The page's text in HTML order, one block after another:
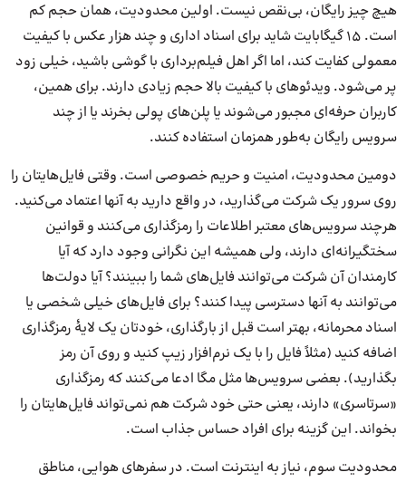
هیچ چیز رایگان، بی‌نقص نیست. اولین محدودیت، همان حجم کم
است. ۱۵ گیگابایت شاید برای اسناد اداری و چند هزار عکس با کیفیت
معمولی کفایت کند، اما اگر اهل فیلم‌برداری با گوشی باشید، خیلی زود
پر می‌شود. ویدئوهای با کیفیت بالا حجم زیادی دارند. برای همین،
کاربران حرفه‌ای مجبور می‌شوند یا پلن‌های پولی بخرند یا از چند
سرویس رایگان به‌طور همزمان استفاده کنند.
دومین محدودیت، امنیت و حریم خصوصی است. وقتی فایل‌هایتان را
روی سرور یک شرکت می‌گذارید، در واقع دارید به آنها اعتماد می‌کنید.
هرچند سرویس‌های معتبر اطلاعات را رمزگذاری می‌کنند و قوانین
سختگیرانه‌ای دارند، ولی همیشه این نگرانی وجود دارد که آیا
کارمندان آن شرکت می‌توانند فایل‌های شما را ببینند؟ آیا دولت‌ها
می‌توانند به آنها دسترسی پیدا کنند؟ برای فایل‌های خیلی شخصی یا
اسناد محرمانه، بهتر است قبل از بارگذاری، خودتان یک لایهٔ رمزگذاری
اضافه کنید (مثلاً فایل را با یک نرم‌افزار زیپ کنید و روی آن رمز
بگذارید). بعضی سرویس‌ها مثل مگا ادعا می‌کنند که رمزگذاری
«سرتاسری» دارند، یعنی حتی خود شرکت هم نمی‌تواند فایل‌هایتان را
بخواند. این گزینه برای افراد حساس جذاب است.
محدودیت سوم، نیاز به اینترنت است. در سفرهای هوایی، مناطق